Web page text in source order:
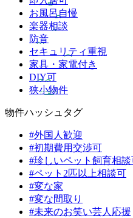
お風呂自慢
楽器相談
防音
セキュリティ重視
家具・家電付き
DIY可
狭小物件
物件ハッシュタグ
#外国人歓迎
#初期費用交渉可
#珍しいペット飼育相談
#ペット2匹以上相談可
#変な家
#変な間取り
#未来のお笑い芸人応援